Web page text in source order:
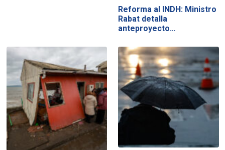
Reforma al INDH: Ministro
Rabat detalla
anteproyecto…